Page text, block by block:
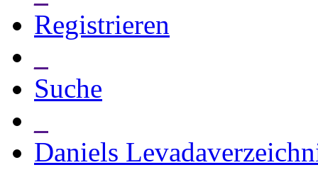
Registrieren
Suche
Daniels